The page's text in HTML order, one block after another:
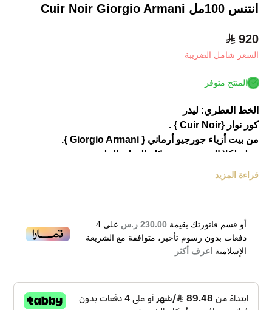
انتنس 100مل Cuir Noir Giorgio Armani
920
السعر شامل الضريبة
المنتج متوفر
الخط العطري: ليذر
كور نوار {Cuir Noir } .
من بيت أزياء جورجيو أرماني { Giorgio Armani }.
عطر لكلا الجنسين من عائلة العطورالجلدية.
تم إطلاق العطر عام 2011.
العطر يبرز نكهات الكزبرة و الراتنجات، الجوز و خشب الغاياك و
قراءة المزيد
أو قسم فاتورتك بقيمة 230.00 ر.س على 4
دفعات بدون رسوم تأخير، متوافقة مع الشريعة
الإسلامية اعرف أكثر